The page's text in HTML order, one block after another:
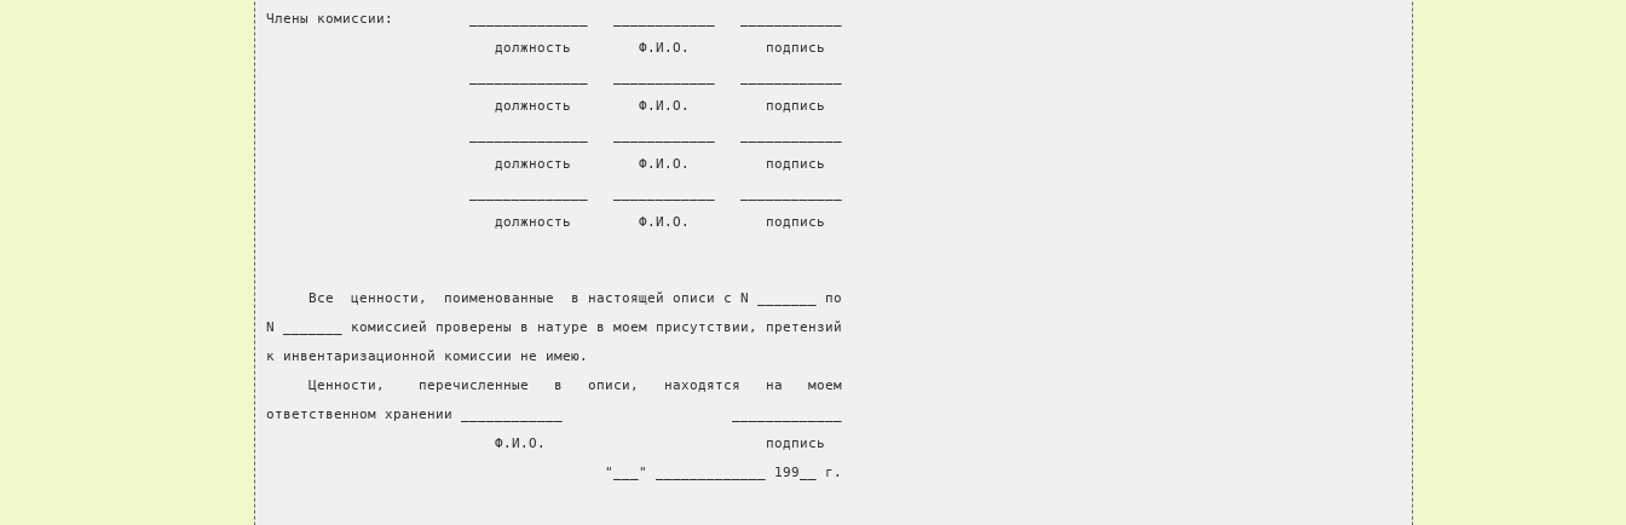
Члены комиссии:         ______________   ____________   ____________
                           должность        Ф.И.О.         подпись
                           должность        Ф.И.О.         подпись
                           должность        Ф.И.О.         подпись
                           должность        Ф.И.О.         подпись
     Все  ценности,  поименованные  в настоящей описи с N _______ по
N _______ комиссией проверены в натуре в моем присутствии, претензий
к инвентаризационной комиссии не имею.
     Ценности,    перечисленные   в   описи,   находятся   на   моем
ответственном хранении ____________                    _____________
                           Ф.И.О.                          подпись
                                        "___" _____________ 199__ г.